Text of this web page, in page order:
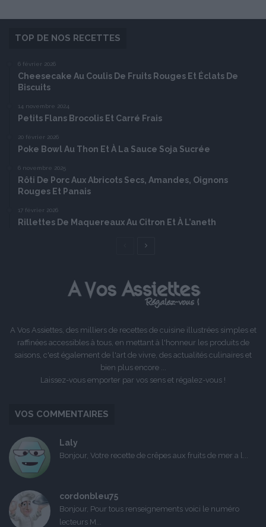
TOP DE NOS RECETTES
6 février 2026
Cheesecake Au Coulis De Fruits Rouges Et Éclats De
Biscuits
14 novembre 2024
Petits Flans Brocolis Et Carré Frais
20 février 2026
Poke Bowl Au Thon Et À La Sauce Soja Sucrée
6 novembre 2025
Rôti De Porc Aux Abricots Secs, Amandes, Oignons
Rouges Et Panais
17 février 2026
Rillettes De Maquereaux Au Citron Et À L’aneth
Page
A Vos Assiettes, des milliers de recettes de cuisine illustrées simples et
raffinées accessibles à tous, en mettant à l'honneur les produits de
saisons, c'est également de l'art de vivre, des actualités culinaires et
bien plus encore ...
Laissez-vous emporter par vos sens et régalez-vous !
VOS COMMENTAIRES
Laly
Bonjour, Votre recette de crêpes aux fruits de mer a l...
cordonbleu75
Bonjour, Pour tous renseignements voici le numéro
lecteurs M...